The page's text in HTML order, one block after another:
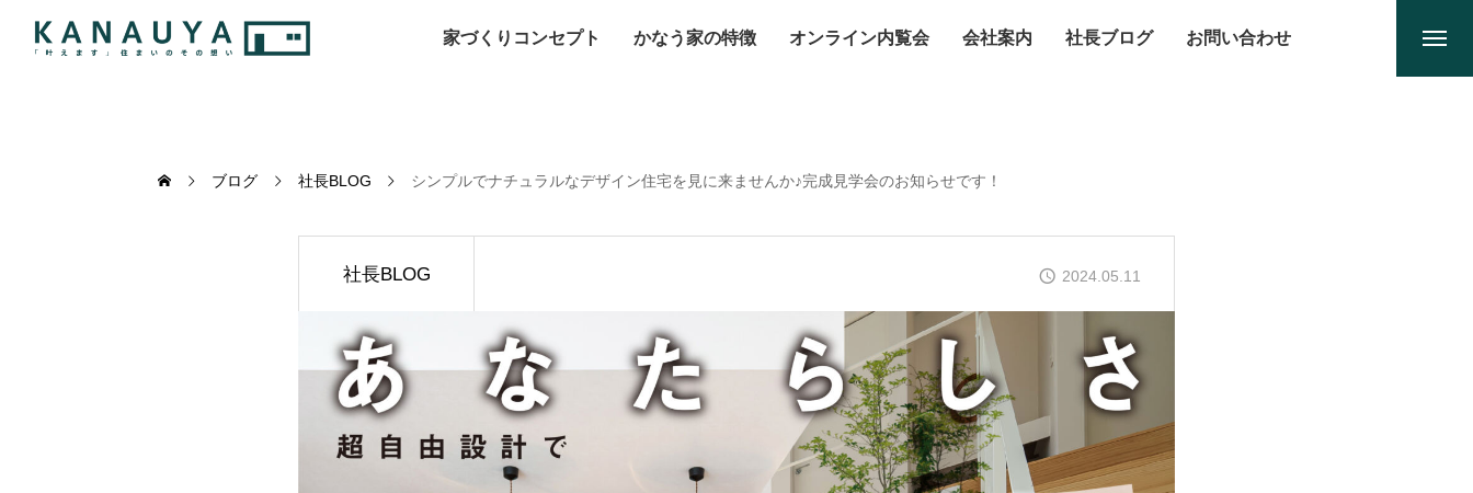
家づくりコンセプト かなう家の特徴 オンライン内覧会 会社案内 社長ブログ お問い合わせ
ブログ 社長BLOG シンプルでナチュラルなデザイン住宅を見に来ませんか♪完成見学会のお知らせです！
社長BLOG 2024.05.11